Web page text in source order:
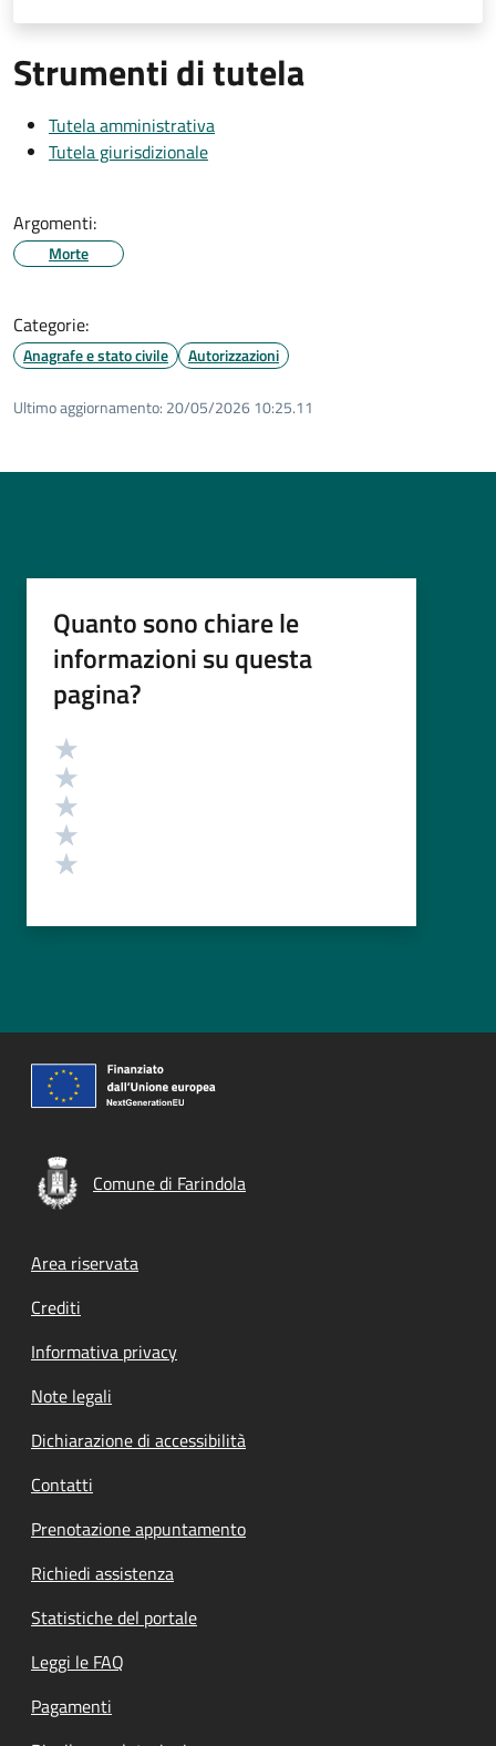
Strumenti di tutela
Tutela amministrativa
Tutela giurisdizionale
Argomenti:
Morte
Categorie:
Anagrafe e stato civile Autorizzazioni
Ultimo aggiornamento: 20/05/2026 10:25.11
Quanto sono chiare le
informazioni su questa
pagina?
Valutazione
Comune di Farindola
Footer menu
Area riservata
Crediti
Informativa privacy
Note legali
Dichiarazione di accessibilità
Contatti
Prenotazione appuntamento
Richiedi assistenza
Statistiche del portale
Leggi le FAQ
Pagamenti